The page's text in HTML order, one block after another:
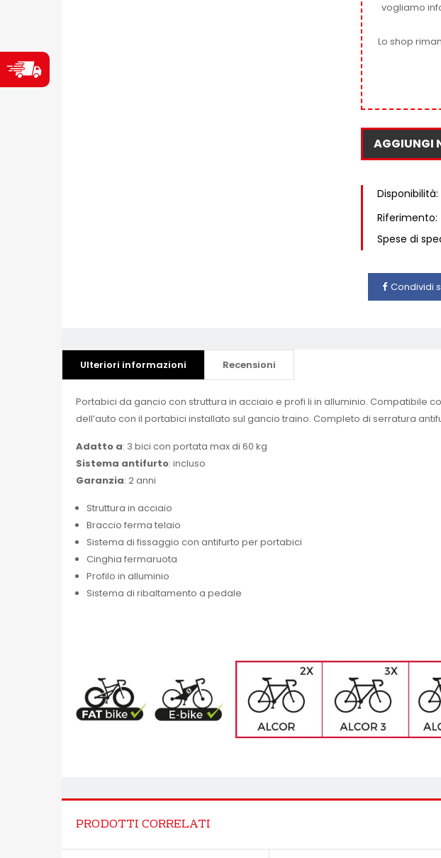
vogliamo
Lo shop
AGGIUNGI
Disponibilità:
Riferimento:
Spese di
Condividi
Ulteriori informazioni Recensioni
Portabici da gancio con struttura in acciaio e profi li in alluminio.
dell’auto con il portabici installato sul gancio traino. Completo di serratura
Adatto a: 3 bici con portata max di 60 kg
Sistema antifurto: incluso
Garanzia: 2 anni
Struttura in acciaio
Braccio ferma telaio
Sistema di fissaggio con antifurto per portabici
Cinghia fermaruota
Profilo in alluminio
Sistema di ribaltamento a pedale
PRODOTTI CORRELATI